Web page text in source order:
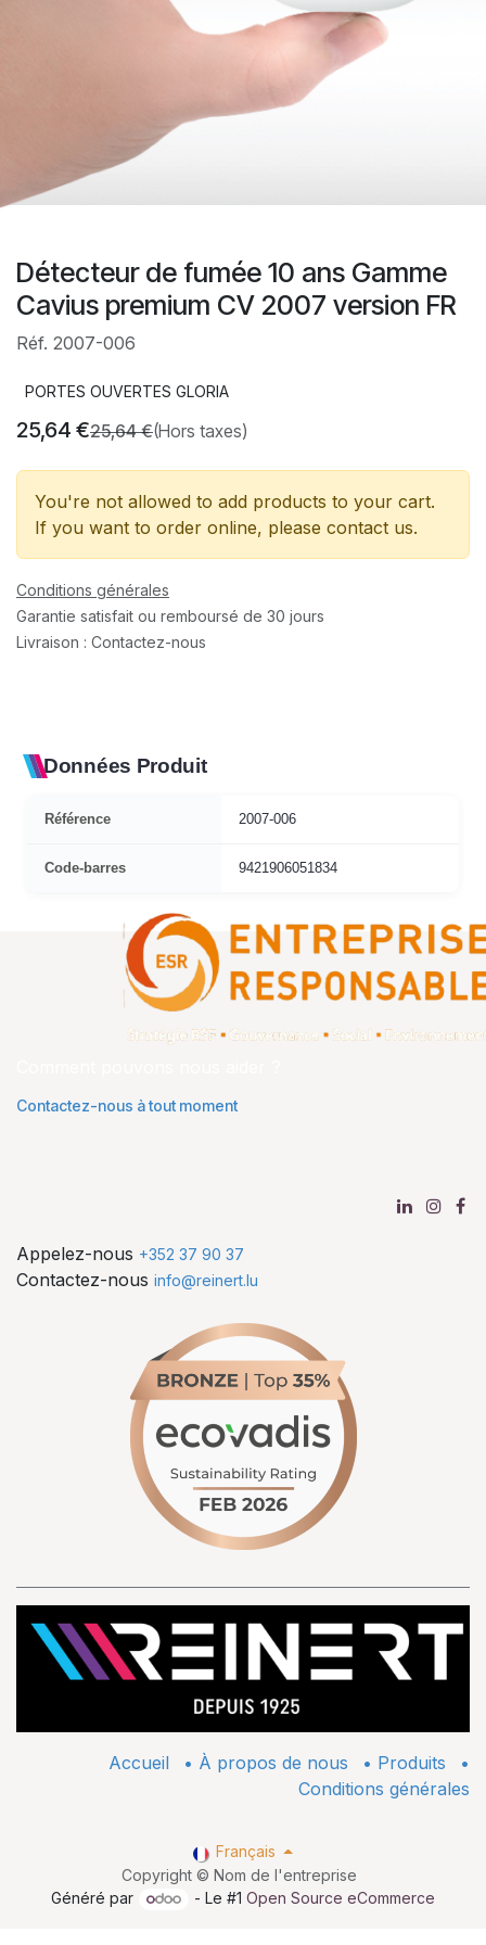
Détecteur de fumée 10 ans Gamme
Cavius premium CV 2007 version FR
Réf. 2007-006
PORTES OUVERTES GLORIA
25,64 €25,64€(Hors taxes)
You're not allowed to add products to your cart.
If you want to order online, please contact us.
Conditions générales
Garantie satisfait ou remboursé de 30 jours
Livraison : Contactez-nous
Données Produit
Référence 2007-006
Code-barres 9421906051834
Contactez-nous à tout moment
Appelez-nous +352 37 90 37
Contactez-nous info@reinert.lu
Accueil • À propos de nous • ​Produits
•
Conditions générales
Copyright © Nom de l'entreprise
Français
Généré par - Le #1Open Source eCommerce